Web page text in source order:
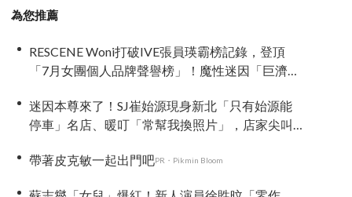
為您推薦
RESCENE Woni打破IVE張員瑛霸榜記錄，登頂
「7月女團個人品牌聲譽榜」！魔性迷因「巨濟呀
迷因本尊來了！SJ崔始源現身新北「只有始源能
停車」名店、暖叮「常幫我換照片」，店家尖叫
帶著皮克敏一起出門吧PR・Pikmin Bloom